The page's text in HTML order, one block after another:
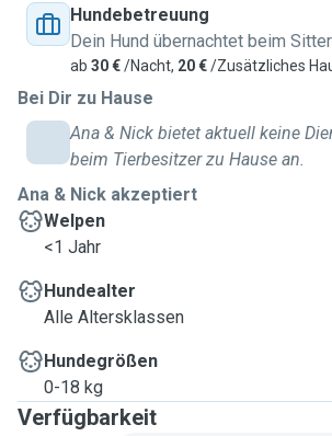
Hundebetreuung
Dein Hund übernachtet beim
ab 30 €/Nacht, 20 €/Zusätzliches
Bei Dir zu Hause
Ana & Nick bietet aktuell keine
beim Tierbesitzer zu Hause an.
Ana & Nick akzeptiert
Welpen
<1 Jahr
Hundealter
Alle Altersklassen
Hundegrößen
0-18 kg
Verfügbarkeit